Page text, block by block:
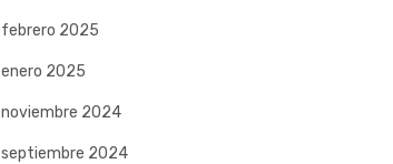
febrero 2025
enero 2025
noviembre 2024
septiembre 2024